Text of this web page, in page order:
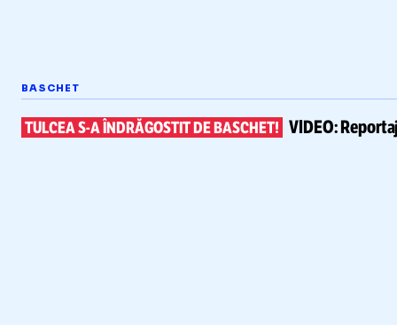
BASCHET
TULCEAS-AÎNDRĂGOSTIT DE BASCHET! VIDEO: